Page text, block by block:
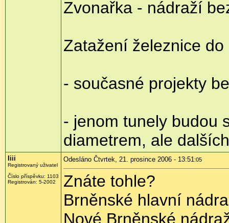
Zvonařka - nádraží
Zatažení železnice
- současné projekty
- jenom tunely budou
diametrem, ale
Iiii
Registrovaný uživatel
Číslo příspěvku: 1103
Registrován: 5-2002
Odesláno Čtvrtek, 21. prosince 2006 - 13:51:05
Znáte tohle?
Brněnské hlavní
Nové Brněnské